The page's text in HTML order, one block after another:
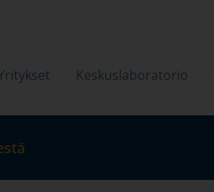
Keskuslaboratorio